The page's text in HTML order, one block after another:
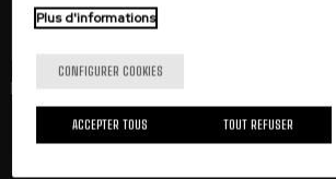
J'ai lu et j'acceptel'avis juridiqueet la
confidentialité. *
Plus d'informations
CONFIGURER COOKIES
TOUT REFUSER
ACCEPTER TOUS